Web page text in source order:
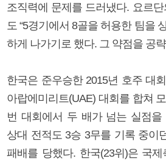
조직력에 문제를 드러냈다. 요르
도 “5경기에서 8골을 허용한 팀을
하게 나가기로 했다. 그 약점을 공
한국은 준우승한 2015년 호주 대
아랍에미리트(UAE) 대회를 합쳐
번 대회에서 두 배가 넘는 실점을
상대 전적도 3승 3무를 기록 중이
패배를 당했다. 한국(23위)은 국제